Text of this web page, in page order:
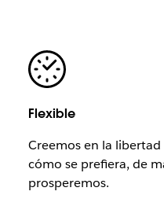
Flexible
Creemos en la
cómo se prefiera, de
prosperemos.